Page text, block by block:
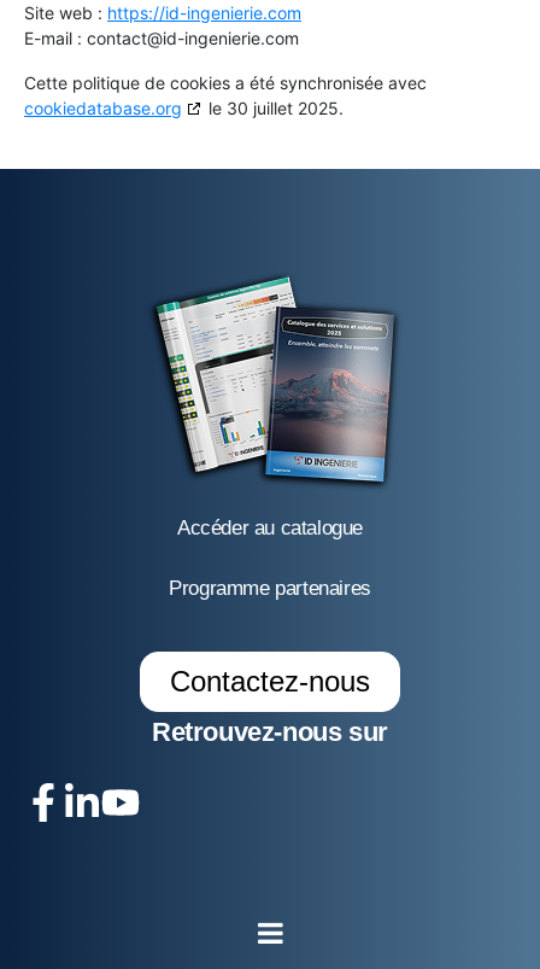
Site web : https://id-ingenierie.com
E-mail : contact@id-ingenierie.com
Cette politique de cookies a été synchronisée avec
cookiedatabase.org
le 30 juillet 2025.
Accéder au catalogue
Programme partenaires
Contactez-nous
Retrouvez-nous sur